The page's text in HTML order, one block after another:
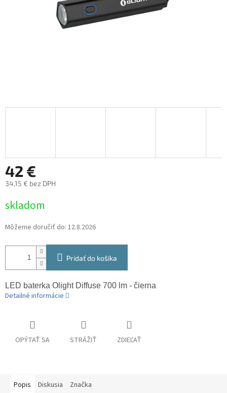
42 €
34,15 € bez DPH
cena:
skladom
Môžeme doručiť do: 12.8.2026
Pridať do košíka
LED baterka Olight Diffuse 700 lm - čierna
Detailné informácie
OPÝTAŤ SA STRÁŽIŤ ZDIEĽAŤ
Popis Diskusia Značka